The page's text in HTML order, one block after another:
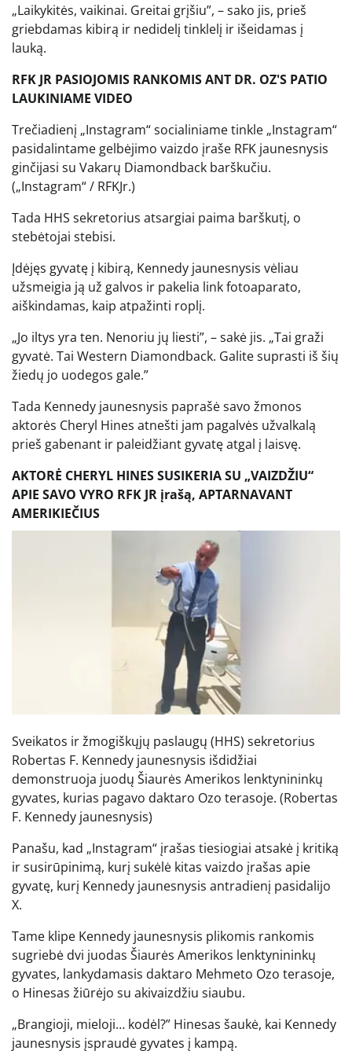
„Laikykitės, vaikinai. Greitai grįšiu”, – sako jis, prieš
griebdamas kibirą ir nedidelį tinklelį ir išeidamas į
lauką.
RFK JR PASIOJOMIS RANKOMIS ANT DR. OZ'S PATIO
LAUKINIAME VIDEO
Trečiadienį „Instagram“ socialiniame tinkle „Instagram“
pasidalintame gelbėjimo vaizdo įraše RFK jaunesnysis
ginčijasi su Vakarų Diamondback barškučiu.
(„Instagram“ / RFKJr.)
Tada HHS sekretorius atsargiai paima barškutį, o
stebėtojai stebisi.
Įdėjęs gyvatę į kibirą, Kennedy jaunesnysis vėliau
užsmeigia ją už galvos ir pakelia link fotoaparato,
aiškindamas, kaip atpažinti roplį.
„Jo iltys yra ten. Nenoriu jų liesti”, – sakė jis. „Tai graži
gyvatė. Tai Western Diamondback. Galite suprasti iš šių
žiedų jo uodegos gale.”
Tada Kennedy jaunesnysis paprašė savo žmonos
aktorės Cheryl Hines atnešti jam pagalvės užvalkalą
prieš gabenant ir paleidžiant gyvatę atgal į laisvę.
AKTORĖ CHERYL HINES SUSIKERIA SU „VAIZDŽIU“
APIE SAVO VYRO RFK JR įrašą, APTARNAVANT
AMERIKIEČIUS
Sveikatos ir žmogiškųjų paslaugų (HHS) sekretorius
Robertas F. Kennedy jaunesnysis išdidžiai
demonstruoja juodų Šiaurės Amerikos lenktynininkų
gyvates, kurias pagavo daktaro Ozo terasoje. (Robertas
F. Kennedy jaunesnysis)
Panašu, kad „Instagram“ įrašas tiesiogiai atsakė į kritiką
ir susirūpinimą, kurį sukėlė kitas vaizdo įrašas apie
gyvatę, kurį Kennedy jaunesnysis antradienį pasidalijo
X.
Tame klipe Kennedy jaunesnysis plikomis rankomis
sugriebė dvi juodas Šiaurės Amerikos lenktynininkų
gyvates, lankydamasis daktaro Mehmeto Ozo terasoje,
o Hinesas žiūrėjo su akivaizdžiu siaubu.
„Brangioji, mieloji… kodėl?” Hinesas šaukė, kai Kennedy
jaunesnysis įspraudė gyvates į kampą.